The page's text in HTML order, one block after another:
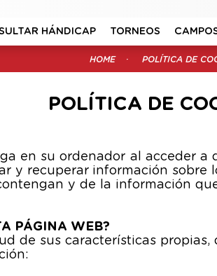
HÁNDICAP TORNEOS
HOME POLÍTICA DE
POLÍTICA DE
en su ordenador al acceder
y recuperar información
y de la información
PÁGINA WEB?
de sus características